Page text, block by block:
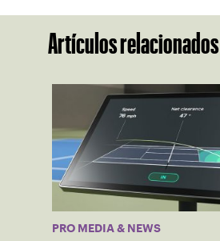
Artículos relacionados
PRO MEDIA & NEWS